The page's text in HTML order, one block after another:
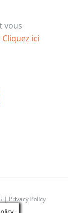
vous
Cliquez ici
|Privacy Policy